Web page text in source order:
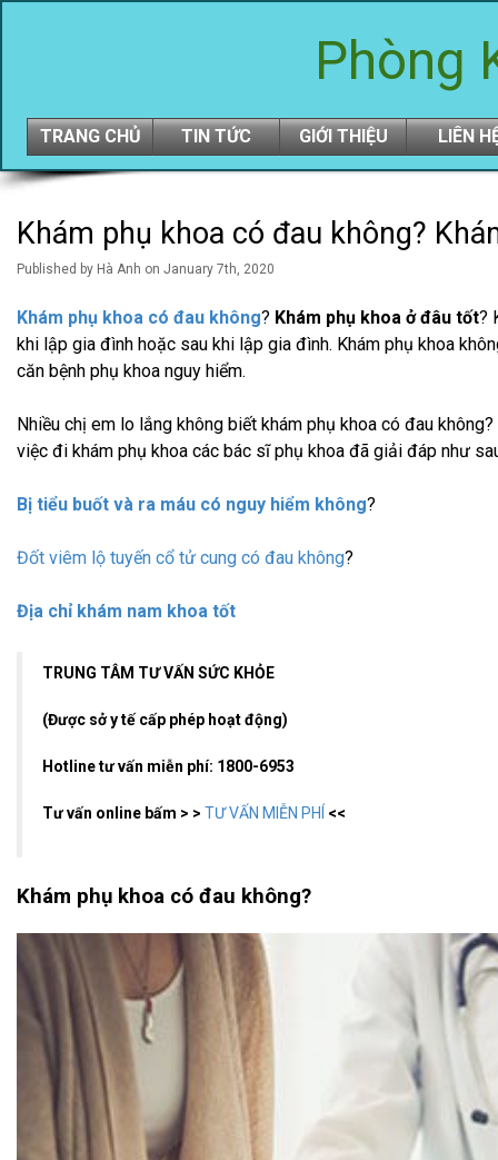
TRANG CHỦ TIN TỨC GIỚI THIỆU LIÊN
Phòng
Khám phụ khoa có đau không?
Published by Hà Anh on January 7th, 2020
Khám phụ khoa có đau không? Khám phụ khoa ở đâu tốt?
khi lập gia đình hoặc sau khi lập gia đình. Khám phụ khoa
căn bệnh phụ khoa nguy hiểm.
Nhiều chị em lo lắng không biết khám phụ khoa có đau
việc đi khám phụ khoa các bác sĩ phụ khoa đã giải đáp như
Bị tiểu buốt và ra máu có nguy hiểm không?
Đốt viêm lộ tuyến cổ tử cung có đau không?
Địa chỉ khám nam khoa tốt
TRUNG TÂM TƯ VẤN SỨC KHỎE
(Được sở y tế cấp phép hoạt động)
Hotline tư vấn miễn phí: 1800-6953
Tư vấn online bấm > > TƯ VẤN MIỄN PHÍ <<
Khám phụ khoa có đau không?